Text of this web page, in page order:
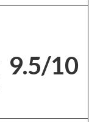
9.5/10